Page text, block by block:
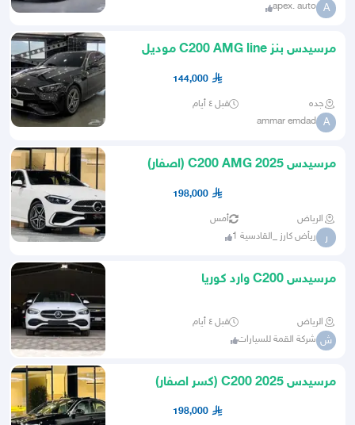
A
apex. auto
مرسيدس بنز C200 AMG line موديل
144,000
جده قبل ٤ أيام
A
ammar emdad
مرسيدس C200 AMG 2025 (اصفار)
198,000
الرياض أمس
ر ريأض كارز _القادسية 1
مرسيدس C200 وارد كوريا
الرياض قبل ٤ أيام
ش شركة القمة للسيارات
مرسيدس 2025 C200 (كسر اصفار)
198,000